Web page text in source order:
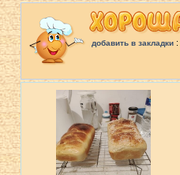
добавить в закладки: